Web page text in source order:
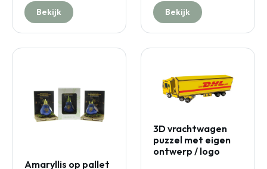
Bekijk Bekijk
Amaryllis op pallet
3D vrachtwagen
puzzel met eigen
ontwerp / logo